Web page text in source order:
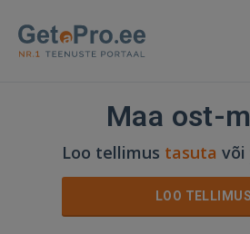
Maa ost-
Loo tellimus tasuta või
LOO TELLIMUS